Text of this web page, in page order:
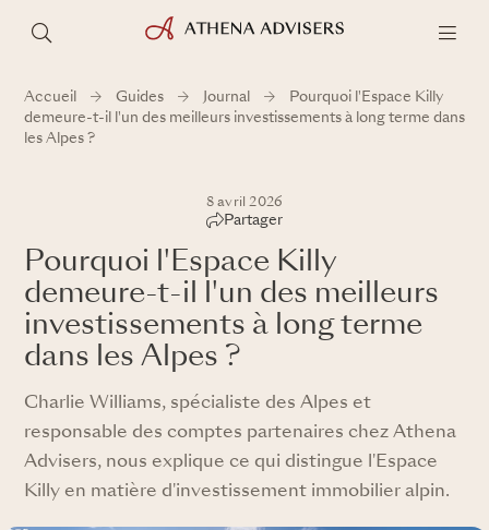
Accueil Guides Journal
Pourquoi l'Espace Killy
demeure-t-il l'un des meilleurs investissements à long terme dans
les Alpes ?
8 avril 2026
Partager
Pourquoi l'Espace Killy
demeure-t-il l'un des meilleurs
investissements à long terme
dans les Alpes ?
Charlie Williams, spécialiste des Alpes et
responsable des comptes partenaires chez Athena
Advisers, nous explique ce qui distingue l'Espace
Killy en matière d'investissement immobilier alpin.